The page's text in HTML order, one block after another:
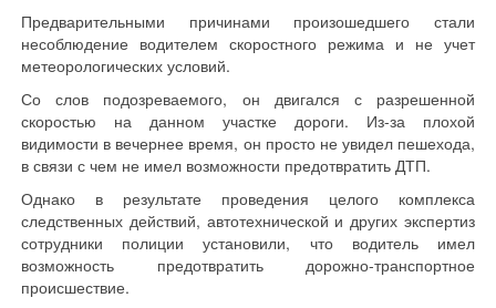
Предварительными причинами произошедшего стали
несоблюдение водителем скоростного режима и не учет
метеорологических условий.
Со слов подозреваемого, он двигался с разрешенной
скоростью на данном участке дороги. Из-за плохой
видимости в вечернее время, он просто не увидел пешехода,
в связи с чем не имел возможности предотвратить ДТП.
Однако в результате проведения целого комплекса
следственных действий, автотехнической и других экспертиз
сотрудники полиции установили, что водитель имел
возможность предотвратить дорожно-транспортное
происшествие.